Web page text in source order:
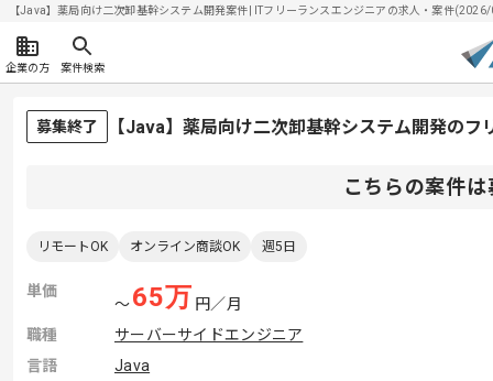
【Java】薬局向け二次卸基幹システム開発案件| ITフリーランスエンジニアの求人・案件
企業の方 案件検索
募集終了 【Java】薬局向け二次卸基幹システム開発のフ
こちらの案件
リモートOK オンライン商談OK 週5日
単価
〜65万 円／月
職種
サーバーサイドエンジニア
言語
Java